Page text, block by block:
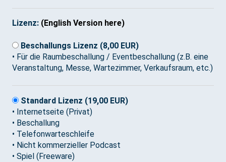
Lizenz: (English Version here)
Beschallungs Lizenz (8,00 EUR)
• Für die Raumbeschallung / Eventbeschallung (z.B. eine
Veranstaltung, Messe, Wartezimmer, Verkaufsraum, etc.)
Standard Lizenz (19,00 EUR)
• Internetseite (Privat)
• Beschallung
• Telefonwarteschleife
• Nicht kommerzieller Podcast
• Spiel (Freeware)